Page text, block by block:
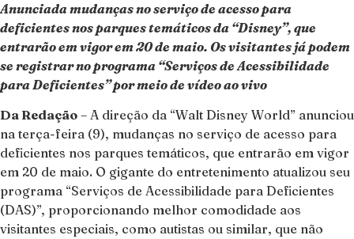
Anunciada mudanças no serviço de acesso para
deficientes nos parques temáticos da “Disney”, que
entrarão em vigor em 20 de maio. Os visitantes já podem
se registrar no programa “Serviços de Acessibilidade
para Deficientes” por meio de vídeo ao vivo
Da Redação – A direção da “Walt Disney World” anunciou
na terça-feira (9), mudanças no serviço de acesso para
deficientes nos parques temáticos, que entrarão em vigor
em 20 de maio. O gigante do entretenimento atualizou seu
programa “Serviços de Acessibilidade para Deficientes
(DAS)”, proporcionando melhor comodidade aos
visitantes especiais, como autistas ou similar, que não